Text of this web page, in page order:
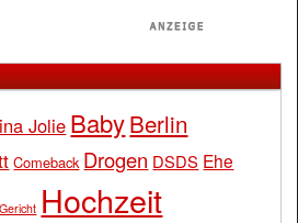
Jolie BabyBerlin
Comeback Drogen DSDS Ehe
Gericht Hochzeit